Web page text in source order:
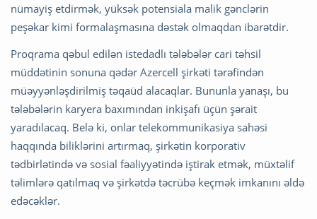
nümayiş etdirmək, yüksək potensiala malik gənclərin
peşəkar kimi formalaşmasına dəstək olmaqdan ibarətdir.
Proqrama qəbul edilən istedadlı tələbələr cari təhsil
müddətinin sonuna qədər Azercell şirkəti tərəfindən
müəyyənləşdirilmiş təqaüd alacaqlar. Bununla yanaşı, bu
tələbələrin karyera baxımından inkişafı üçün şərait
yaradılacaq. Belə ki, onlar telekommunikasiya sahəsi
haqqında biliklərini artırmaq, şirkətin korporativ
tədbirlətində və sosial fəaliyyətində iştirak etmək, müxtəlif
təlimlərə qatılmaq və şirkətdə təcrübə keçmək imkanını əldə
edəcəklər.